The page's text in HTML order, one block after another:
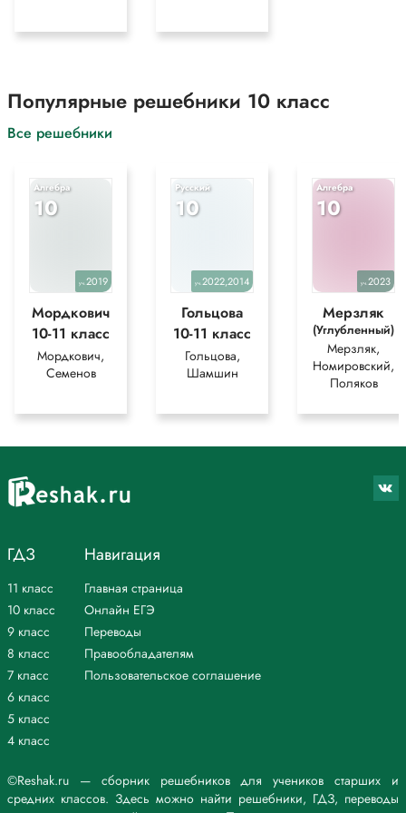
Популярные решебники 10 класс
Все решебники
Алгебра
10
уч.2019
Мордкович
10-11 класс
Мордкович,
Семенов
Русский
10
уч.2022,2014
Гольцова
10-11 класс
Гольцова,
Шамшин
Алгебра
10
уч.2023
Мерзляк
(Углубленный)
Мерзляк,
Номировский,
Поляков
©Reshak.ru — сборник решебников для учеников старших и
средних классов. Здесь можно найти решебники, ГДЗ, переводы
ГДЗ
11 класс
10 класс
9 класс
8 класс
7 класс
6 класс
5 класс
4 класс
Навигация
Главная страница
Онлайн ЕГЭ
Переводы
Правообладателям
Пользовательское соглашение